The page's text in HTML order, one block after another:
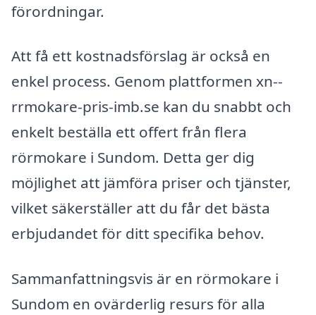
förordningar.
Att få ett kostnadsförslag är också en
enkel process. Genom plattformen xn--
rrmokare-pris-imb.se kan du snabbt och
enkelt beställa ett offert från flera
rörmokare i Sundom. Detta ger dig
möjlighet att jämföra priser och tjänster,
vilket säkerställer att du får det bästa
erbjudandet för ditt specifika behov.
Sammanfattningsvis är en rörmokare i
Sundom en ovärderlig resurs för alla